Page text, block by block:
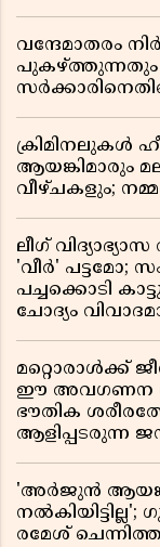
വന്ദേമാതരം
ക്രിമിനലുകൾ
ആയങ്കിമാരും
വീഴ്ചകളും;
ലീഗ്
'വീർ' പട്ടമോ;
പച്ചക്കൊടി
ചോദ്യം
മറ്റൊരാൾക്ക്
ഈ അവഗണന
ഭൗതിക
ആളിപ്പടരുന്ന
'അർജുൻ
രമേശ്